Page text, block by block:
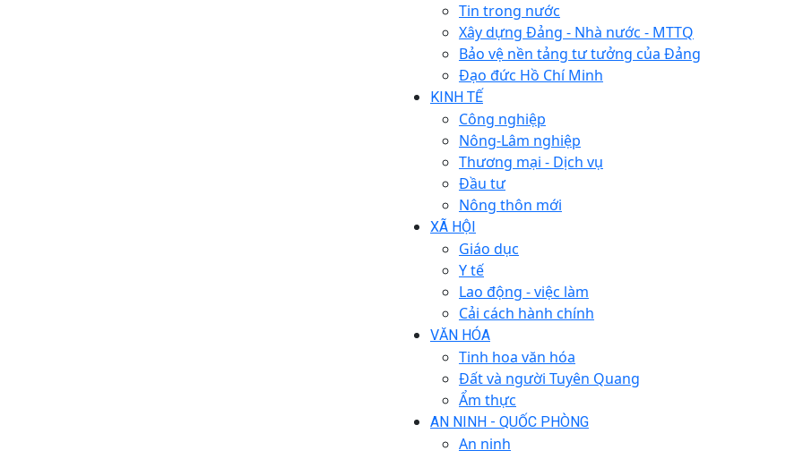
Tin trong nước
Xây dựng Đảng - Nhà nước - MTTQ
Bảo vệ nền tảng tư tưởng của Đảng
Đạo đức Hồ Chí Minh
KINH TẾ
Công nghiệp
Nông-Lâm nghiệp
Thương mại - Dịch vụ
Đầu tư
Nông thôn mới
XÃ HỘI
Giáo dục
Y tế
Lao động - việc làm
Cải cách hành chính
VĂN HÓA
Tinh hoa văn hóa
Đất và người Tuyên Quang
Ẩm thực
AN NINH - QUỐC PHÒNG
An ninh